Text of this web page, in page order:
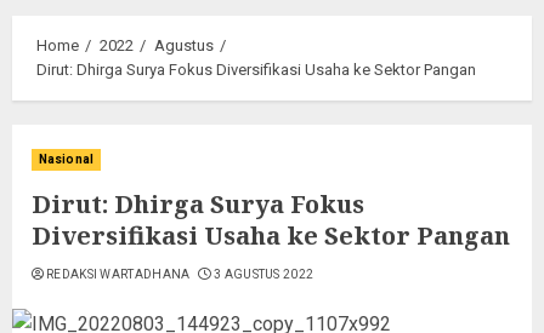
Home 2022
Agustus
Dirut: Dhirga Surya Fokus Diversifikasi Usaha ke Sektor Pangan
Nasional
Dirut: Dhirga Surya Fokus
Diversifikasi Usaha ke Sektor Pangan
REDAKSI WARTADHANA 3 AGUSTUS 2022